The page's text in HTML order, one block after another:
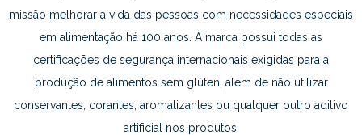
missão melhorar a vida das pessoas com necessidades especiais
em alimentação há 100 anos. A marca possui todas as
certificações de segurança internacionais exigidas para a
produção de alimentos sem glúten, além de não utilizar
conservantes, corantes, aromatizantes ou qualquer outro aditivo
artificial nos produtos.